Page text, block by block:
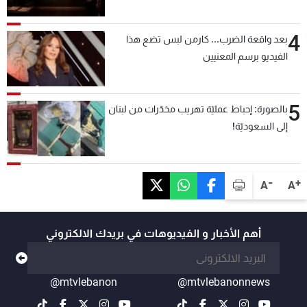
A+
A-
4بعد واقعة الضرب... كارمن لبس تضع هذا
الفيديو برسم المعنيين
5بالصورة: إحباط عمليّة تهريب مخدّرات من لبنان
إلى السعوديّة!
أهم الأخبار و الفيديوهات في بريدك الالكتروني
@mtvlebanonnews
@mtvlebanon